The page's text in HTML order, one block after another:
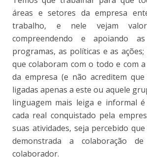
áreas e setores da empresa
trabalho, e nele vejam
compreendendo e apoiando
programas, as políticas e as
que colaboram com o todo e com
da empresa (e não acreditem que
ligadas apenas a este ou aquele
linguagem mais leiga e informal
cada real conquistado pela
suas atividades, seja percebido
demonstrada a colaboração
colaborador.